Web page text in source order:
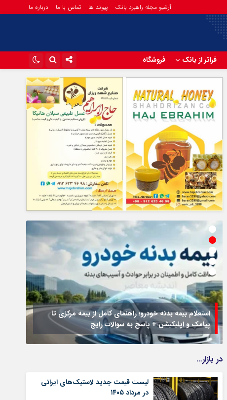
آرشیو مجله راهبرد بانک پیوند ها تماس با ما درباره ما
فراتر از بانک فروشگاه
اینستاگرام
تلگرام
آپارات
استعلام بیمه بدنه خودرو؛ راهنمای کامل از بیمه مرکزی تا
پیامک و اپلیکیشن + پاسخ به سوالات رایج
در بازار…
لیست قیمت جدید لاستیک‌های ایرانی
در مرداد ۱۴۰۵